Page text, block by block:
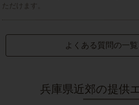
ただけます。
よくある質問の一
兵庫県近郊の提供